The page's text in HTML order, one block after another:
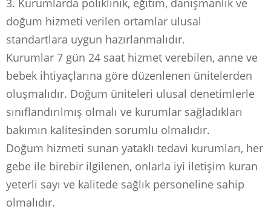
doğum hizmeti verilen ortamlar ulusal
standartlara uygun hazırlanmalıdır.
Kurumlar 7 gün 24 saat hizmet verebilen, anne ve
bebek ihtiyaçlarına göre düzenlenen ünitelerden
oluşmalıdır. Doğum üniteleri ulusal denetimlerle
sınıflandırılmış olmalı ve kurumlar sağladıkları
bakımın kalitesinden sorumlu olmalıdır.
Doğum hizmeti sunan yataklı tedavi kurumları, her
gebe ile birebir ilgilenen, onlarla iyi iletişim kuran
yeterli sayı ve kalitede sağlık personeline sahip
olmalıdır.